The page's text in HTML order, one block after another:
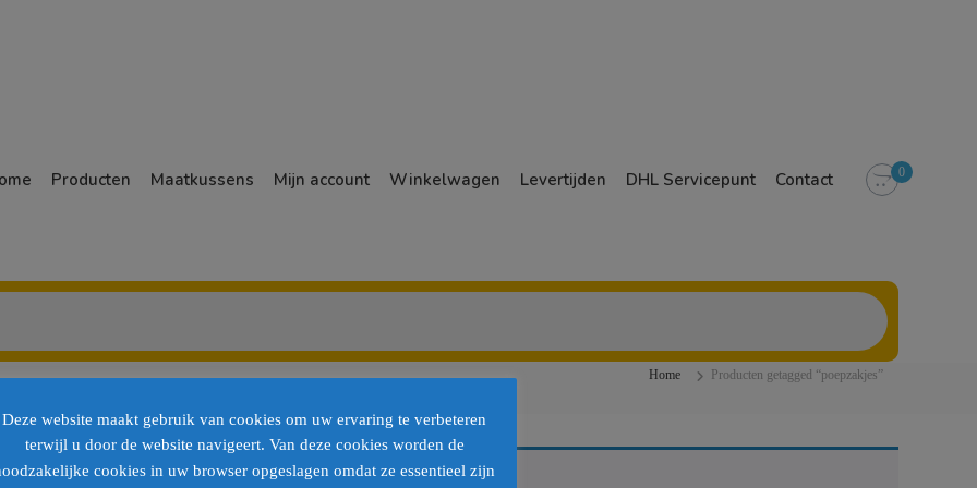
Producten Maatkussens Mijn account Winkelwagen Levertijden DHL Servicepunt Contact 0
Home Producten getagged “poepzakjes”
Deze website maakt gebruik van cookies om uw ervaring te verbeteren
terwijl u door de website navigeert. Van deze cookies worden de
cookies in uw browser opgeslagen omdat ze essentieel zijn